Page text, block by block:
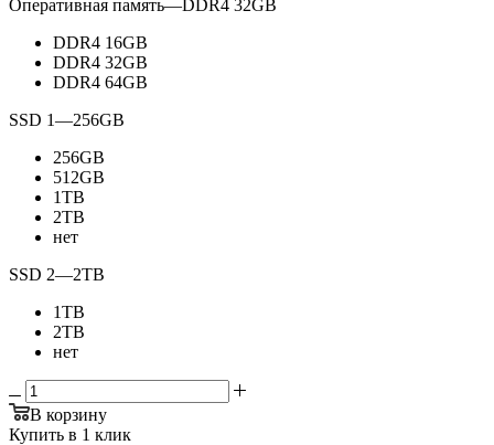
Оперативная память—DDR4 32GB
DDR4 16GB
DDR4 32GB
DDR4 64GB
SSD 1—256GB
256GB
512GB
1TB
2TB
нет
SSD 2—2TB
1TB
2TB
нет
В корзину
Купить в 1 клик